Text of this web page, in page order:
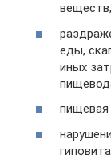
веществ;
еды,
иных
пищевая